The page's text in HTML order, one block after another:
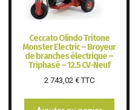
Ceccato Olindo Tritone
Monster Electric – Broyeur
de branches électrique –
Triphasé – 12.5 CV-Neuf
2 743,02 €TTC